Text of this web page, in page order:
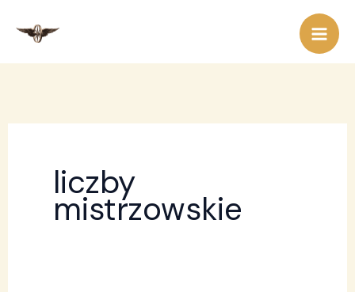
treści
liczby
mistrzowskie